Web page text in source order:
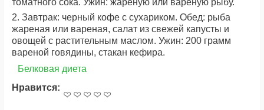
томатного сока. Ужин: жареную или вареную рыбу.
2. Завтрак: черный кофе с сухариком. Обед: рыба
жареная или вареная, салат из свежей капусты и
овощей с растительным маслом. Ужин: 200 грамм
вареной говядины, стакан кефира.
Белковая диета
Нравится: